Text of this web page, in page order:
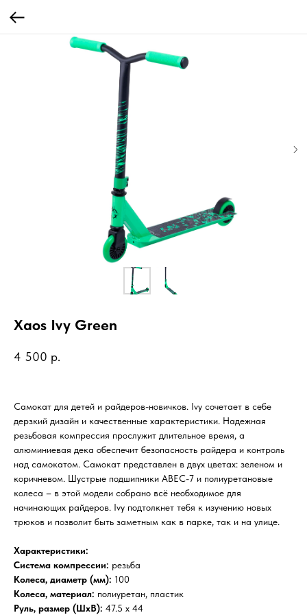
Xaos Ivy Green
4 500 р.
Самокат для детей и райдеров-новичков. Ivy сочетает в себе
дерзкий дизайн и качественные характеристики. Надежная
резьбовая компрессия прослужит длительное время, а
алюминиевая дека обеспечит безопасность райдера и контроль
над самокатом. Самокат представлен в двух цветах: зеленом и
коричневом. Шустрые подшипники ABEC-7 и полиуретановые
колеса – в этой модели собрано всё необходимое для
начинающих райдеров. Ivy подтолкнет тебя к изучению новых
трюков и позволит быть заметным как в парке, так и на улице.
Характеристики:
Система компрессии: резьба
Колеса, диаметр (мм): 100
Колеса, материал: полиуретан, пластик
Руль, размер (ШхВ): 47.5 x 44